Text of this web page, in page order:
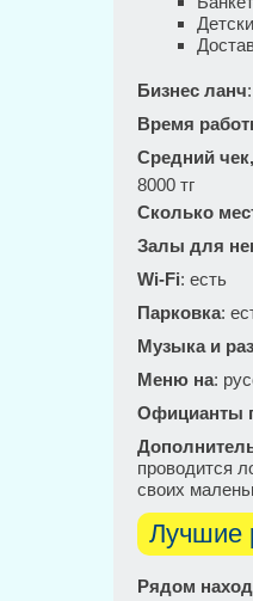
Бизнес ланч
Время
Средний
8000 тг
Сколько
Залы для
Wi-Fi: есть
Парковка:
Музыка и
Меню на:
Официанты
проводится
своих
Лучшие
Рядом